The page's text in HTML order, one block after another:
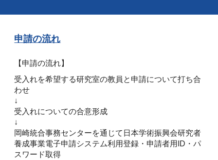
申請の流れ
【申請の流れ】
受入れを希望する研究室の教員と申請について打ち合
わせ
↓
受入れについての合意形成
↓
岡崎統合事務センターを通じて日本学術振興会研究者
養成事業電子申請システム利用登録・申請者用ID・パ
スワード取得